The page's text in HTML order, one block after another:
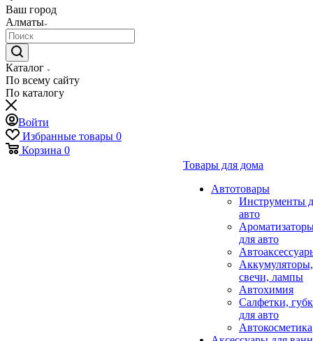
Ваш город
Алматы
Каталог
По всему сайту
По каталогу
Войти
Избранные товары 0
Корзина 0
Товары для дома
Автотовары
Инструменты
авто
для авто
Аккумуляторы,
свечи, лампы
Автохимия
Салфетки,
для авто
Автокосметика